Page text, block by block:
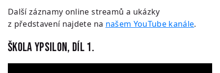
Další záznamy online streamů a ukázky
z představení najdete na našem YouTube kanále.
Škola Ypsilon, díl 1.